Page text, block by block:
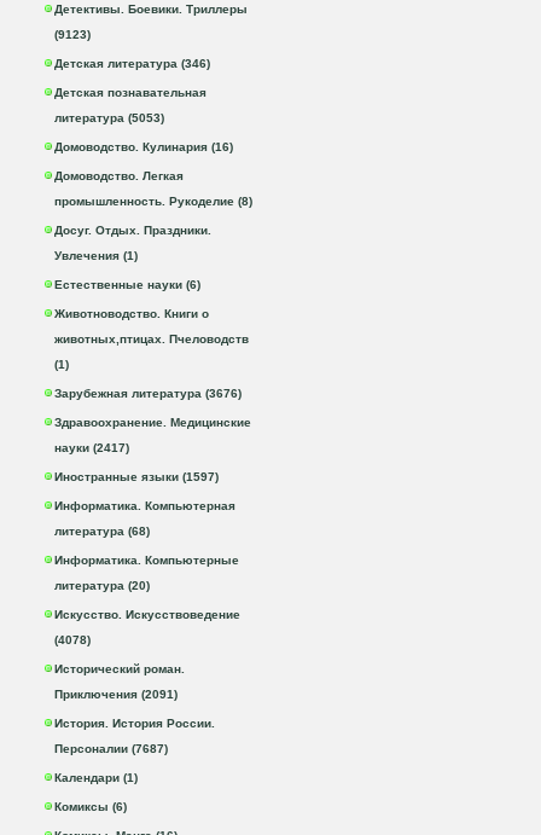
Детективы. Боевики. Триллеры
(9123)
Детская литература (346)
Детская познавательная
литература (5053)
Домоводство. Кулинария (16)
Домоводство. Легкая
промышленность. Рукоделие (8)
Досуг. Отдых. Праздники.
Увлечения (1)
Естественные науки (6)
Животноводство. Книги о
животных,птицах. Пчеловодств
(1)
Зарубежная литература (3676)
Здравоохранение. Медицинские
науки (2417)
Иностранные языки (1597)
Информатика. Компьютерная
литература (68)
Информатика. Компьютерные
литература (20)
Искусство. Искусствоведение
(4078)
Исторический роман.
Приключения (2091)
История. История России.
Персоналии (7687)
Календари (1)
Комиксы (6)